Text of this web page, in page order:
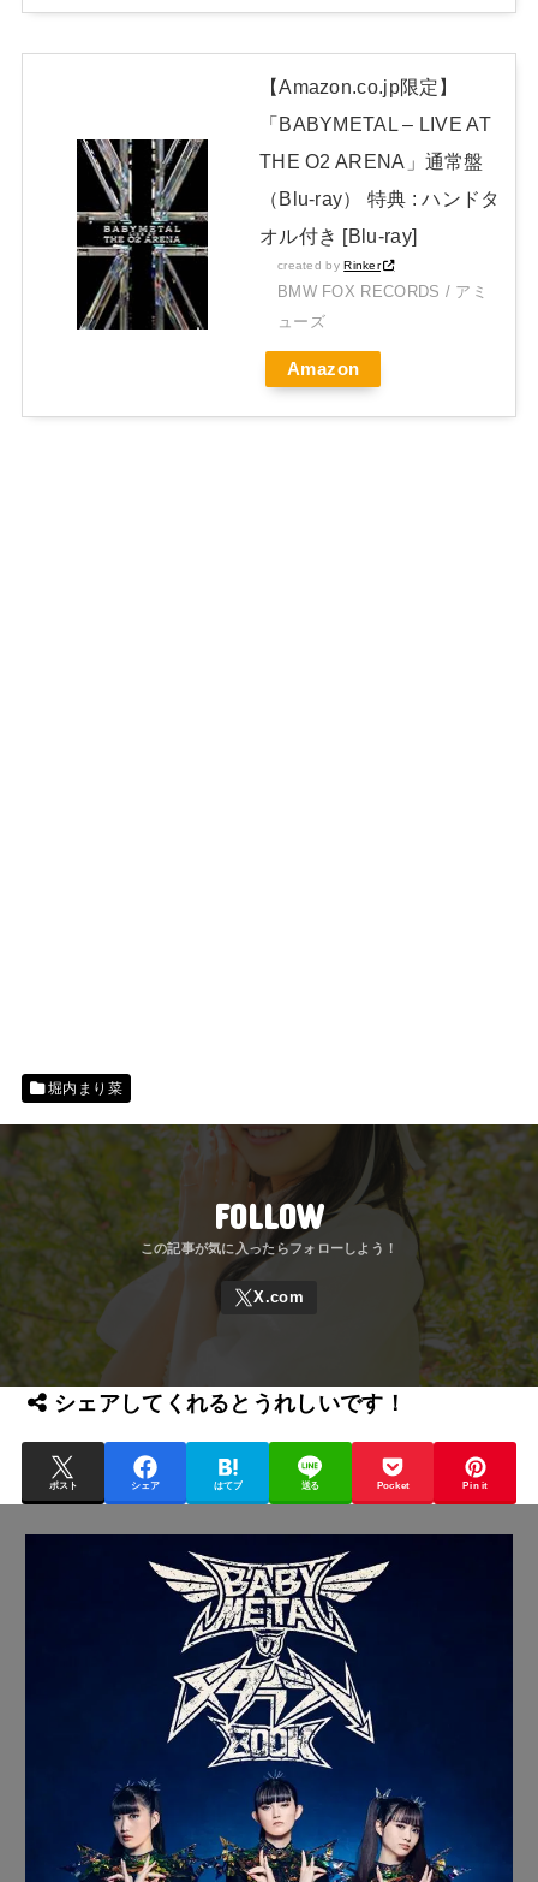
【Amazon.co.jp限定】
「BABYMETAL – LIVE AT
THE O2 ARENA」通常盤
（Blu-ray） 特典 : ハンドタ
オル付き [Blu-ray]
created byRinker
BMW FOX RECORDS / アミ
ューズ
Amazon
堀内まり菜
FOLLOW
シェアしてくれるとうれしいです！
ポスト シェア はてブ 送る Pocket Pin it